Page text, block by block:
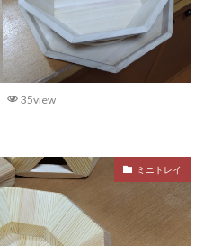
35view
ミニトレイ